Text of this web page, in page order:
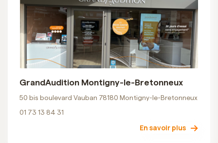
GrandAudition Montigny-le-Bretonneux
50 bis boulevard Vauban 78180 Montigny-le-Bretonneux
01 73 13 84 31
En savoir plus